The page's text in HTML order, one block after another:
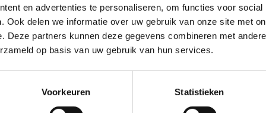
en advertenties te personaliseren, om functies voor
Ook delen we informatie over uw gebruik van onze site met
Deze partners kunnen deze gegevens combineren met
op basis van uw gebruik van hun services.
Voorkeuren Statistieken
2024
Raad:
23/00993)
11 JULI 2025
Uitspraak Hoge Raad: